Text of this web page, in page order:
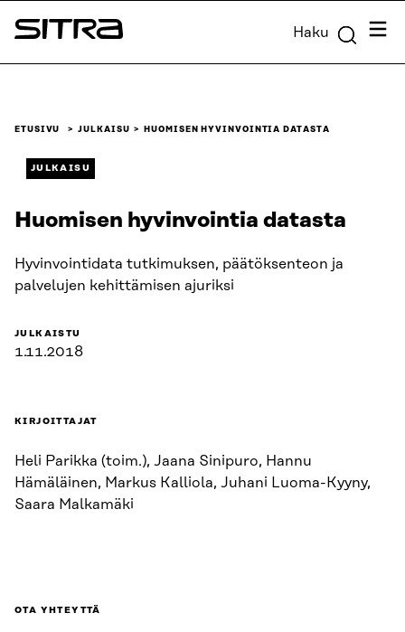
Siirry
suoraan
Sitra Haku
ETUSIVU JULKAISU HUOMISEN HYVINVOINTIA DATASTA
JULKAISU
Huomisen hyvinvointia datasta
Hyvinvointidata tutkimuksen, päätöksenteon ja
palvelujen kehittämisen ajuriksi
JULKAISTU
1.11.2018
KIRJOITTAJAT
Heli Parikka (toim.), Jaana Sinipuro, Hannu
Hämäläinen, Markus Kalliola, Juhani Luoma-Kyyny,
Saara Malkamäki
OTA YHTEYTTÄ